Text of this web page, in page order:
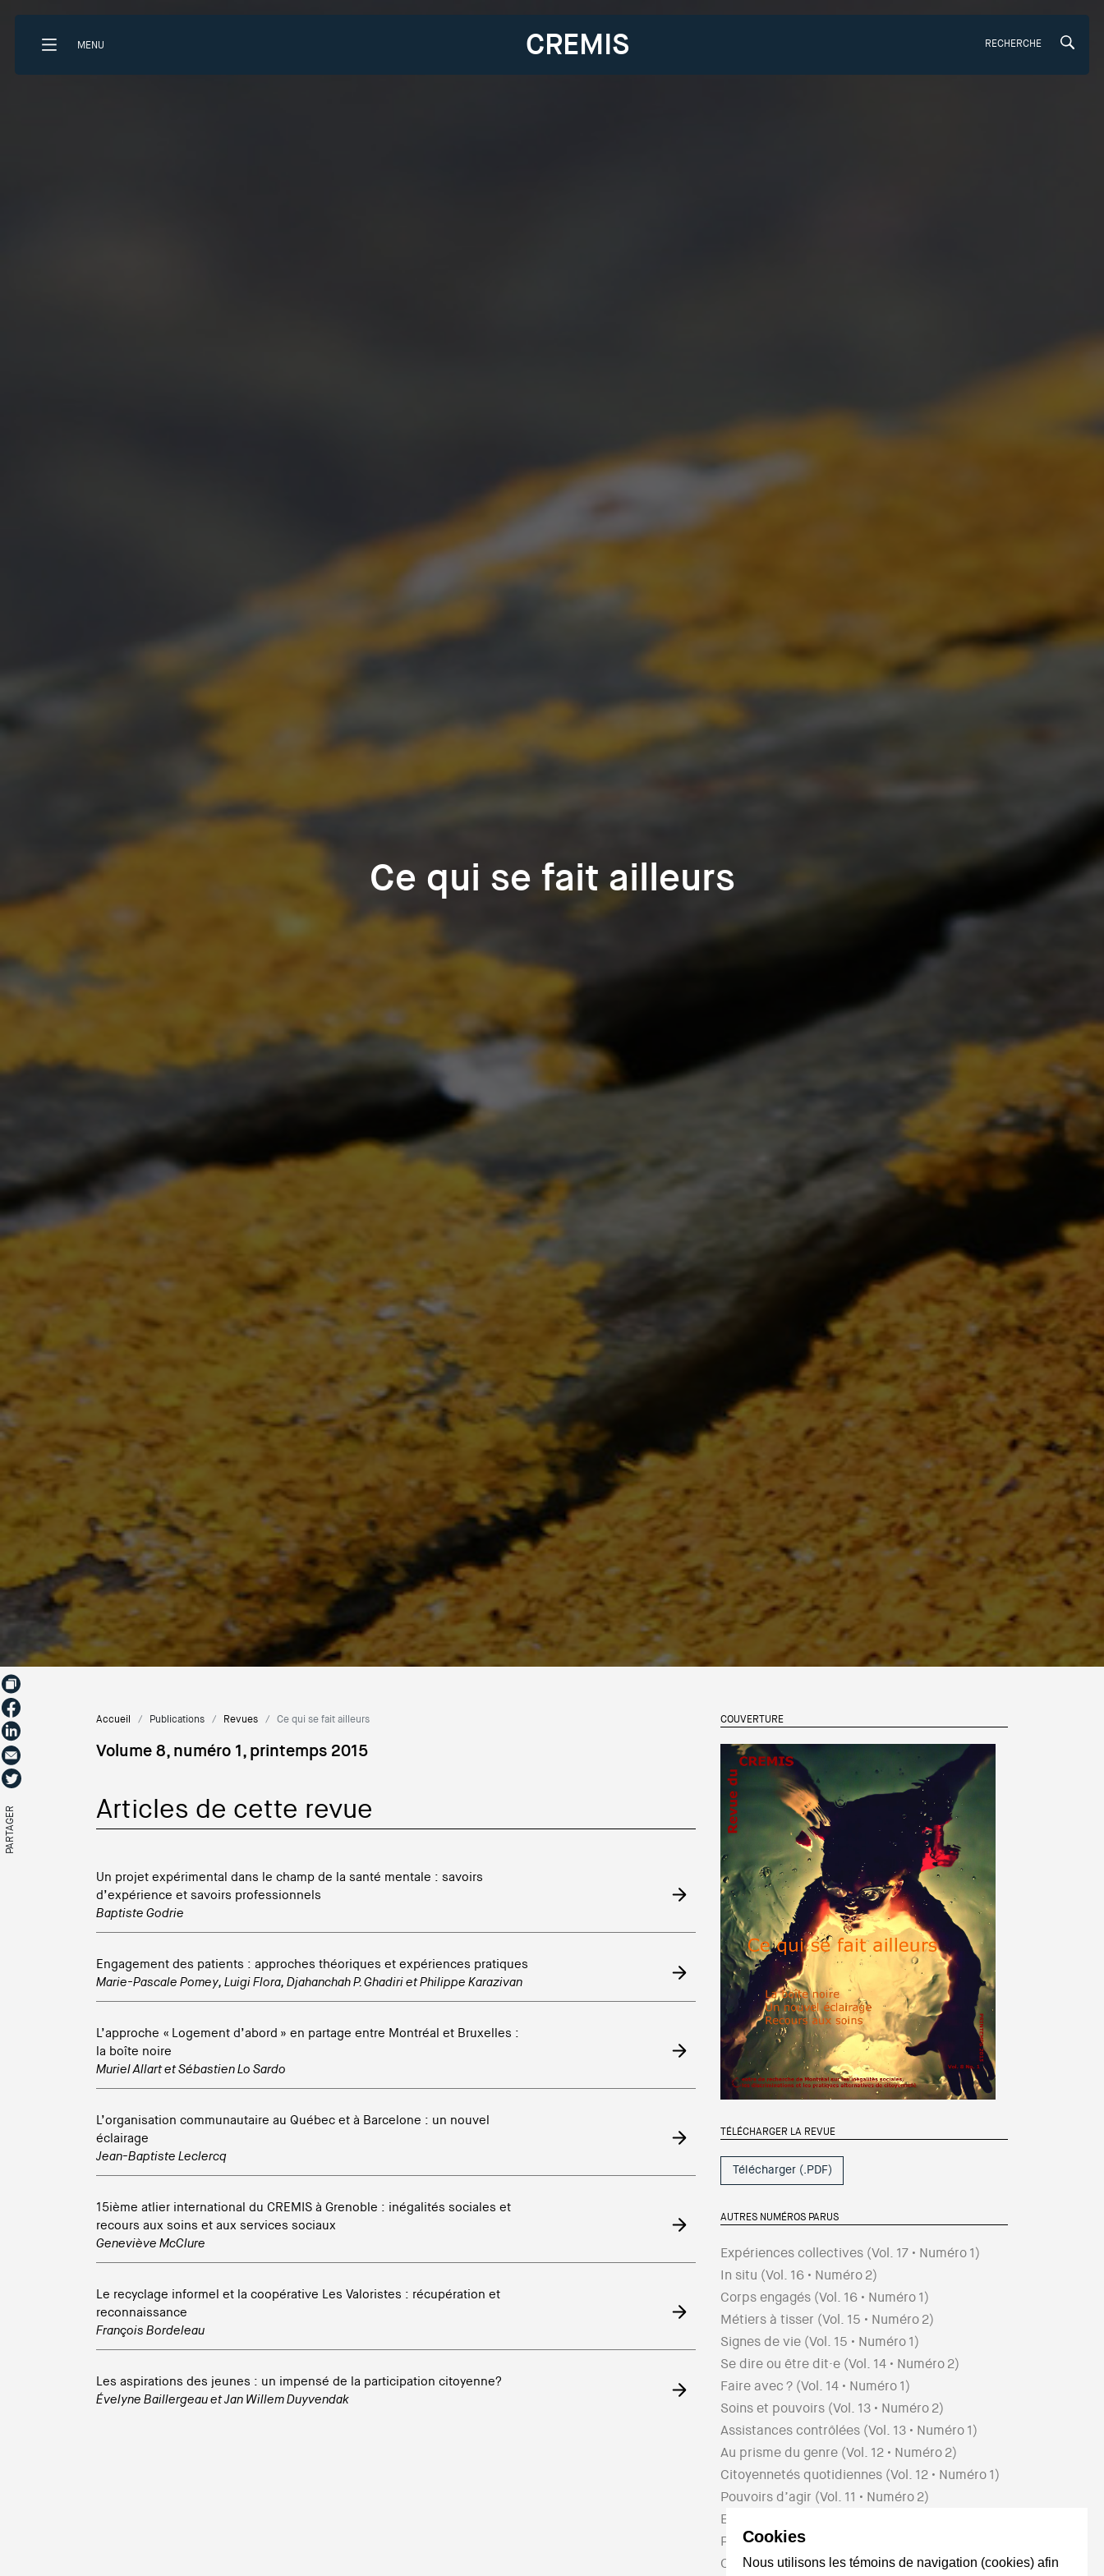
MENU CREMIS RECHERCHE
Ce qui se fait ailleurs
Accueil Publications Revues Ce qui se fait ailleurs
Volume 8, numéro 1, printemps 2015
PARTAGER Articles de cette revue
Un projet expérimental dans le champ de la santé mentale : savoirs
d’expérience et savoirs professionnels
Baptiste Godrie
Engagement des patients : approches théoriques et expériences pratiques
Marie-Pascale Pomey, Luigi Flora, Djahanchah P. GhadirietPhilippe Karazivan
L’approche « Logement d’abord » en partage entre Montréal et Bruxelles :
la boîte noire
Muriel AllartetSébastien Lo Sardo
L’organisation communautaire au Québec et à Barcelone : un nouvel
éclairage
Jean-Baptiste Leclercq
15ième atlier international du CREMIS à Grenoble : inégalités sociales et
recours aux soins et aux services sociaux
Geneviève McClure
Le recyclage informel et la coopérative Les Valoristes : récupération et
reconnaissance
François Bordeleau
Les aspirations des jeunes : un impensé de la participation citoyenne?
Évelyne BaillergeauetJan Willem Duyvendak
COUVERTURE
TÉLÉCHARGER LA REVUE
Télécharger (.PDF)
AUTRES NUMÉROS PARUS
Expériences collectives (Vol. 17 • Numéro1)
In situ (Vol. 16 • Numéro2)
Corps engagés (Vol. 16 • Numéro1)
Métiers à tisser (Vol. 15 • Numéro2)
Signes de vie (Vol. 15 • Numéro1)
Se dire ou être dit·e (Vol. 14 • Numéro2)
Faire avec ? (Vol. 14 • Numéro1)
Soins et pouvoirs (Vol. 13 • Numéro2)
Assistances contrôlées (Vol. 13 • Numéro1)
Au prisme du genre (Vol. 12 • Numéro2)
Citoyennetés quotidiennes (Vol. 12 • Numéro1)
Pouvoirs d’agir (Vol. 11 • Numéro2)
Espaces pour être
Portes de sortie
Créativité citoyenne(Vol.10• Numéro1)
Cookies
Nous utilisons les témoins de navigation (cookies) afin